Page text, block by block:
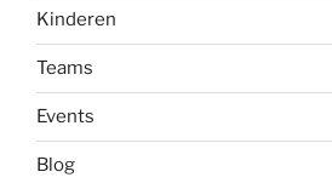
Kinderen
Teams
Events
Blog